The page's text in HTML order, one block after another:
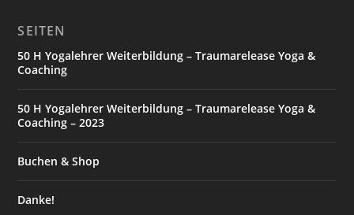
SEITEN
50 H Yogalehrer Weiterbildung – Traumarelease Yoga &
Coaching
50 H Yogalehrer Weiterbildung – Traumarelease Yoga &
Coaching – 2023
Buchen & Shop
Danke!